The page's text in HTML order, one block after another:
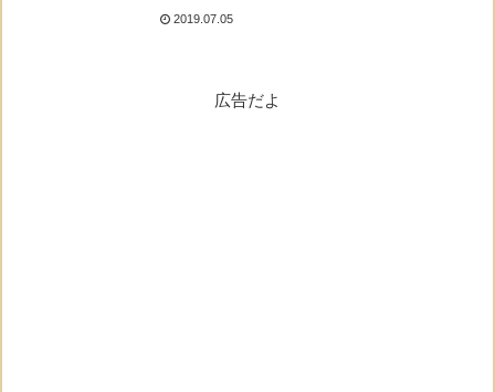
も白紙投票ってなんだっけ？モ
2019.07.05
広告だよ